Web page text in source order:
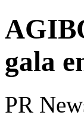
gala
PR